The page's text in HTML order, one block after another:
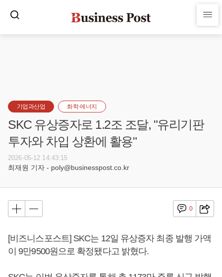
기업과산업 화학·에너지
SKC 유상증자로 1.2조 조달, "유리기판
투자와 차입 상환에 활용"
2026-05-12 14:43:15
최재원 기자 - poly@businesspost.co.kr
0
[비즈니스포스트] SKC는 12일 유상증자 최종 발행 가액
이 9만9500원으로 확정됐다고 밝혔다.